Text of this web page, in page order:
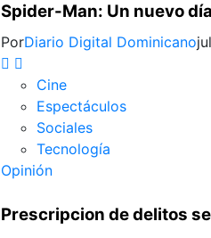
Spider-Man: Un nuevo
PorDiario Digital Dominicano
Cine
Espectáculos
Sociales
Tecnología
Opinión
Prescripcion de delitos